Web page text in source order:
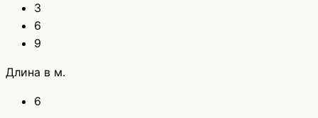
3
6
9
Длина в м.
6